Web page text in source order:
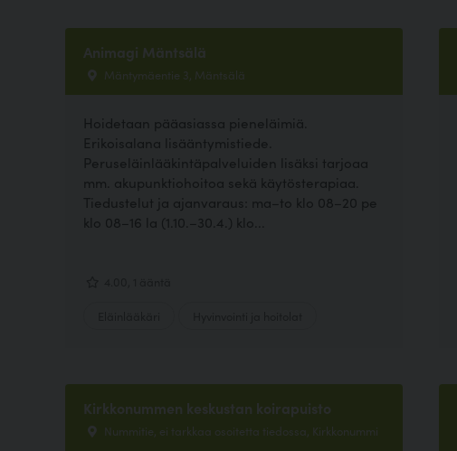
Animagi Mäntsälä
Mäntymäentie 3, Mäntsälä
Hoidetaan pääasiassa pieneläimiä.
Erikoisalana lisääntymistiede.
Peruseläinlääkintäpalveluiden lisäksi tarjoaa
mm. akupunktiohoitoa sekä käytösterapiaa.
Tiedustelut ja ajanvaraus: ma–to klo 08–20 pe
klo 08–16 la (1.10.–30.4.) klo...
Kirkkonummen keskustan koirapuisto
Nummitie, ei tarkkaa osoitetta tiedossa, Kirkkonummi